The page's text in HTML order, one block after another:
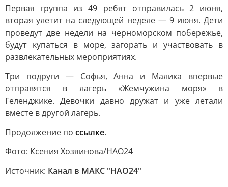
Первая группа из 49 ребят отправилась 2 июня,
вторая улетит на следующей неделе — 9 июня. Дети
проведут две недели на черноморском побережье,
будут купаться в море, загорать и участвовать в
развлекательных мероприятиях.
Три подруги — Софья, Анна и Малика впервые
отправятся в лагерь «Жемчужина моря» в
Геленджике. Девочки давно дружат и уже летали
вместе в другой лагерь.
Продолжение по ссылке.
Фото: Ксения Хозяинова/НАО24
Источник: Канал в МАКС "НАО24"